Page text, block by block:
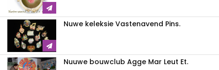
Nuwe keleksie Vastenavend Pins.
Nuuwe bouwclub Agge Mar Leut Et.